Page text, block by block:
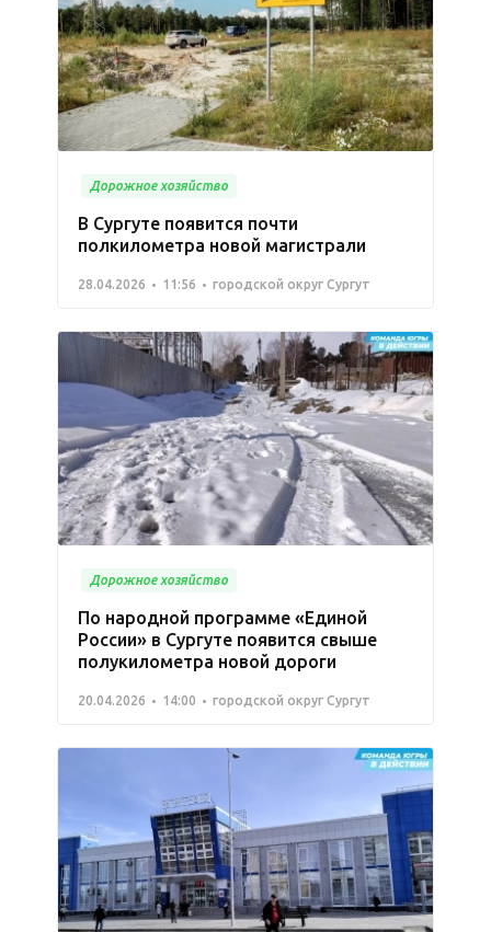
Дорожное хозяйство
В Сургуте появится почти
полкилометра новой магистрали
28.04.2026 11:56 городской округ Сургут
Дорожное хозяйство
По народной программе «Единой
России» в Сургуте появится свыше
полукилометра новой дороги
20.04.2026 14:00 городской округ Сургут